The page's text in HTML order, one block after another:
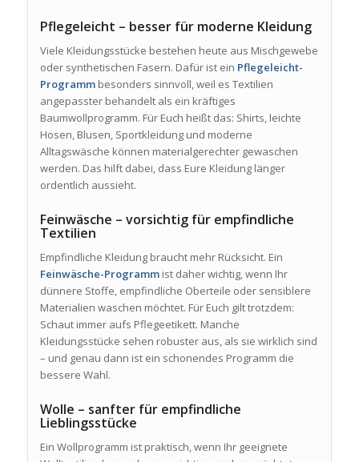
Pflegeleicht – besser für moderne Kleidung
Viele Kleidungsstücke bestehen heute aus Mischgewebe
oder synthetischen Fasern. Dafür ist ein Pflegeleicht-
Programmbesonders sinnvoll, weil es Textilien
angepasster behandelt als ein kräftiges
Baumwollprogramm. Für Euch heißt das: Shirts, leichte
Hosen, Blusen, Sportkleidung und moderne
Alltagswäsche können materialgerechter gewaschen
werden. Das hilft dabei, dass Eure Kleidung länger
ordentlich aussieht.
Feinwäsche – vorsichtig für empfindliche
Textilien
Empfindliche Kleidung braucht mehr Rücksicht. Ein
Feinwäsche-Programmist daher wichtig, wenn Ihr
dünnere Stoffe, empfindliche Oberteile oder sensiblere
Materialien waschen möchtet. Für Euch gilt trotzdem:
Schaut immer aufs Pflegeetikett. Manche
Kleidungsstücke sehen robuster aus, als sie wirklich sind
– und genau dann ist ein schonendes Programm die
bessere Wahl.
Wolle – sanfter für empfindliche
Lieblingsstücke
Ein Wollprogramm ist praktisch, wenn Ihr geeignete